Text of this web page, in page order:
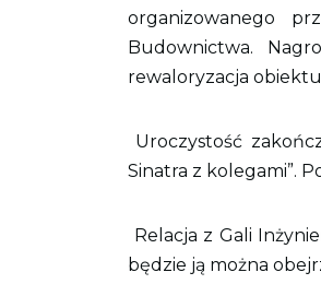
organizowanego
Budownictwa.
rewaloryzacja
Uroczystość
Sinatra z kolegami”.
Relacja z Gali
będzie ją można